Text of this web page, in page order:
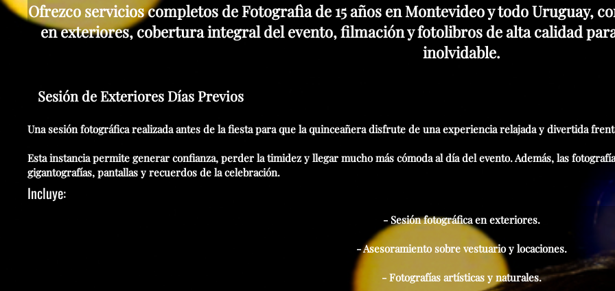
Ofrezco servicios completos de Fotografìa de 15 años en Montevideo y todo Uruguay,
en exteriores, cobertura integral del evento, filmación y fotolibros de alta calidad
inolvidable.
Sesión de Exteriores Días Previos
Una sesión fotográfica realizada antes de la fiesta para que la quinceañera disfrute de una experiencia relajada y divertida
Esta instancia permite generar confianza, perder la timidez y llegar mucho más cómoda al día del evento. Además, las
gigantografías, pantallas y recuerdos de la celebración.
Incluye:
- Sesión fotográfica en exteriores.
- Asesoramiento sobre vestuario y locaciones.
- Fotografías artísticas y naturales.